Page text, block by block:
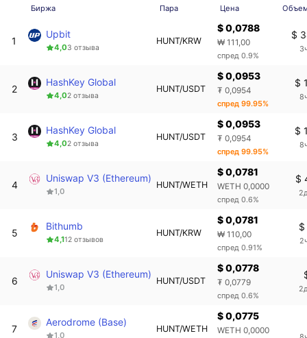
Биржа Пара Цена
1
Upbit
4,03 отзыва
HUNT/KRW
$ 0,0788
₩ 111,00
спред 0.9%
$
2
HashKey Global
4,02 отзыва
HUNT/USDT
$ 0,0953
₮ 0,0954
спред 99.95%
$
3
HashKey Global
4,02 отзыва
HUNT/USDT
$ 0,0953
₮ 0,0954
спред 99.95%
$
4
Uniswap V3 (Ethereum)
1,0
HUNT/WETH
$ 0,0781
WETH 0,0000
спред 0.6%
$
5
Bithumb
4,112 отзывов
HUNT/KRW
$ 0,0781
₩ 110,00
спред 0.91%
$
6
Uniswap V3 (Ethereum)
1,0
HUNT/USDT
$ 0,0778
₮ 0,0779
спред 0.6%
7
Aerodrome (Base)
1,0
HUNT/WETH
$ 0,0775
WETH 0,0000